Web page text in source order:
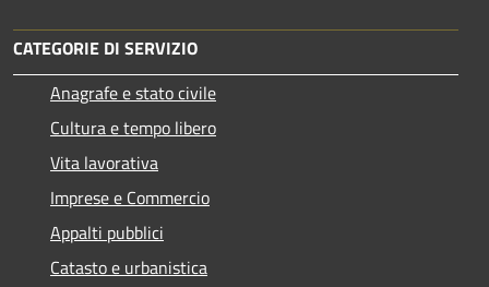
CATEGORIE DI SERVIZIO
Anagrafe e stato civile
Cultura e tempo libero
Vita lavorativa
Imprese e Commercio
Appalti pubblici
Catasto e urbanistica